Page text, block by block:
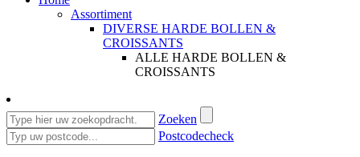
Assortiment
DIVERSE HARDE BOLLEN &
CROISSANTS
ALLE HARDE BOLLEN &
CROISSANTS
Zoeken
Postcodecheck